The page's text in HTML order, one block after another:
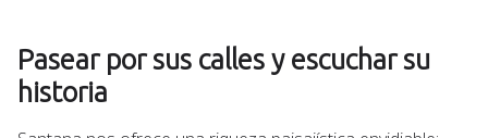
Pasear por sus calles y escuchar su
historia